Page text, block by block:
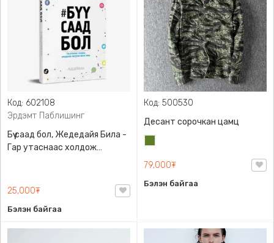
Код: 602108
Эрдэмт Паблишинг
Бүү саад бол, Жедедайя Била -
Гар утаснаас холдож
9789919235192
25,000₮
Бэлэн байгаа
Код: 500530
Десант сорочкан цамц
79,000₮
Бэлэн байгаа